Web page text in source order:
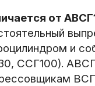
от
и
ССГ100).